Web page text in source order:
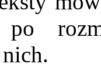
po